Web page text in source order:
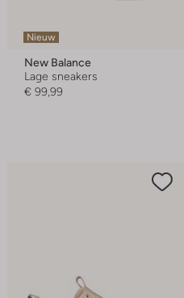
Nieuw
New Balance
Lage sneakers
€ 99,99